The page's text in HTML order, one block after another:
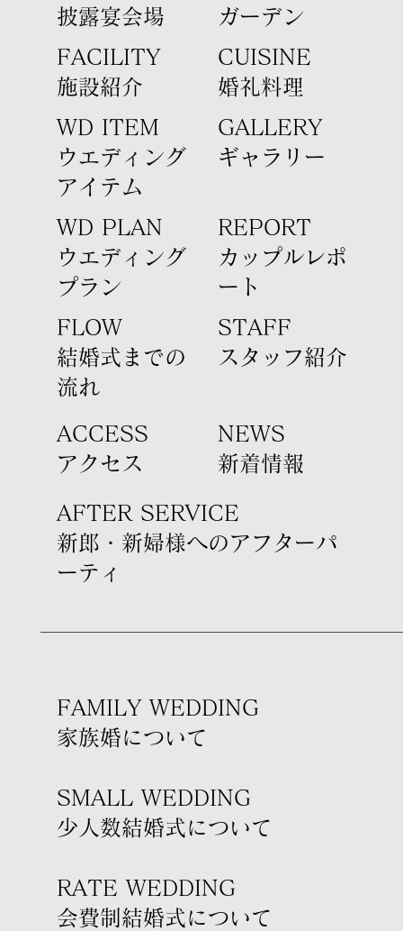
GALLERY
ギャラリー
​披露宴会場
CUISINE
​ガーデン
​スタッフ紹介
STAFF
REPORT
カップルレポ
ート
​ウエディング
プラン
WD PLAN
​施設紹介 ​婚礼料理
結婚式までの
流れ
新着情報
新郎・新婦様への​アフターパ
ーティ
ACCESS
​アクセス
AFTER SERVICE
​NEWS
ウエディング
アイテム​
WD ITEM
FACILITY
FLOW
家族婚について
FAMILY WEDDING
SMALL WEDDING
少人数結婚式について
RATE WEDDING
会費制結婚式について